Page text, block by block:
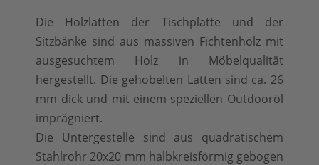
Die Holzlatten der Tischplatte und der
Sitzbänke sind aus massiven Fichtenholz mit
ausgesuchtem Holz in Möbelqualität
hergestellt. Die gehobelten Latten sind ca. 26
mm dick und mit einem speziellen Outdooröl
imprägniert.
Die Untergestelle sind aus quadratischem
Stahlrohr 20x20 mm halbkreisförmig gebogen